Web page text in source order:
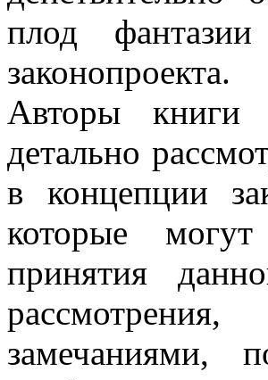
плод
законопроекта.
Авторы книги
детально
в концепции
которые
принятия
замечаниями,